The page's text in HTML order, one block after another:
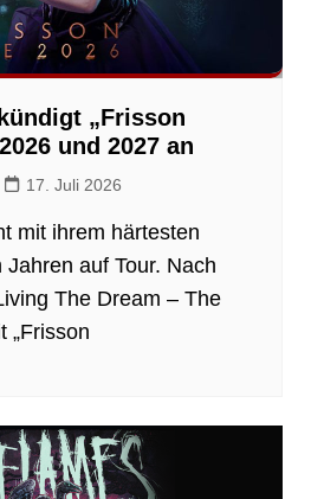
„Frisson
und 2027 an
17. Juli 2026
mit ihrem härtesten
auf Tour. Nach
The Dream – The
„Frisson